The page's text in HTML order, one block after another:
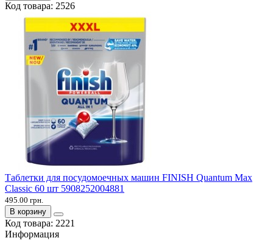
Код товара: 2526
Таблетки для посудомоечных машин FINISH Quantum Max
Classic 60 шт 5908252004881
495.00 грн.
В корзину
Код товара: 2221
Информация